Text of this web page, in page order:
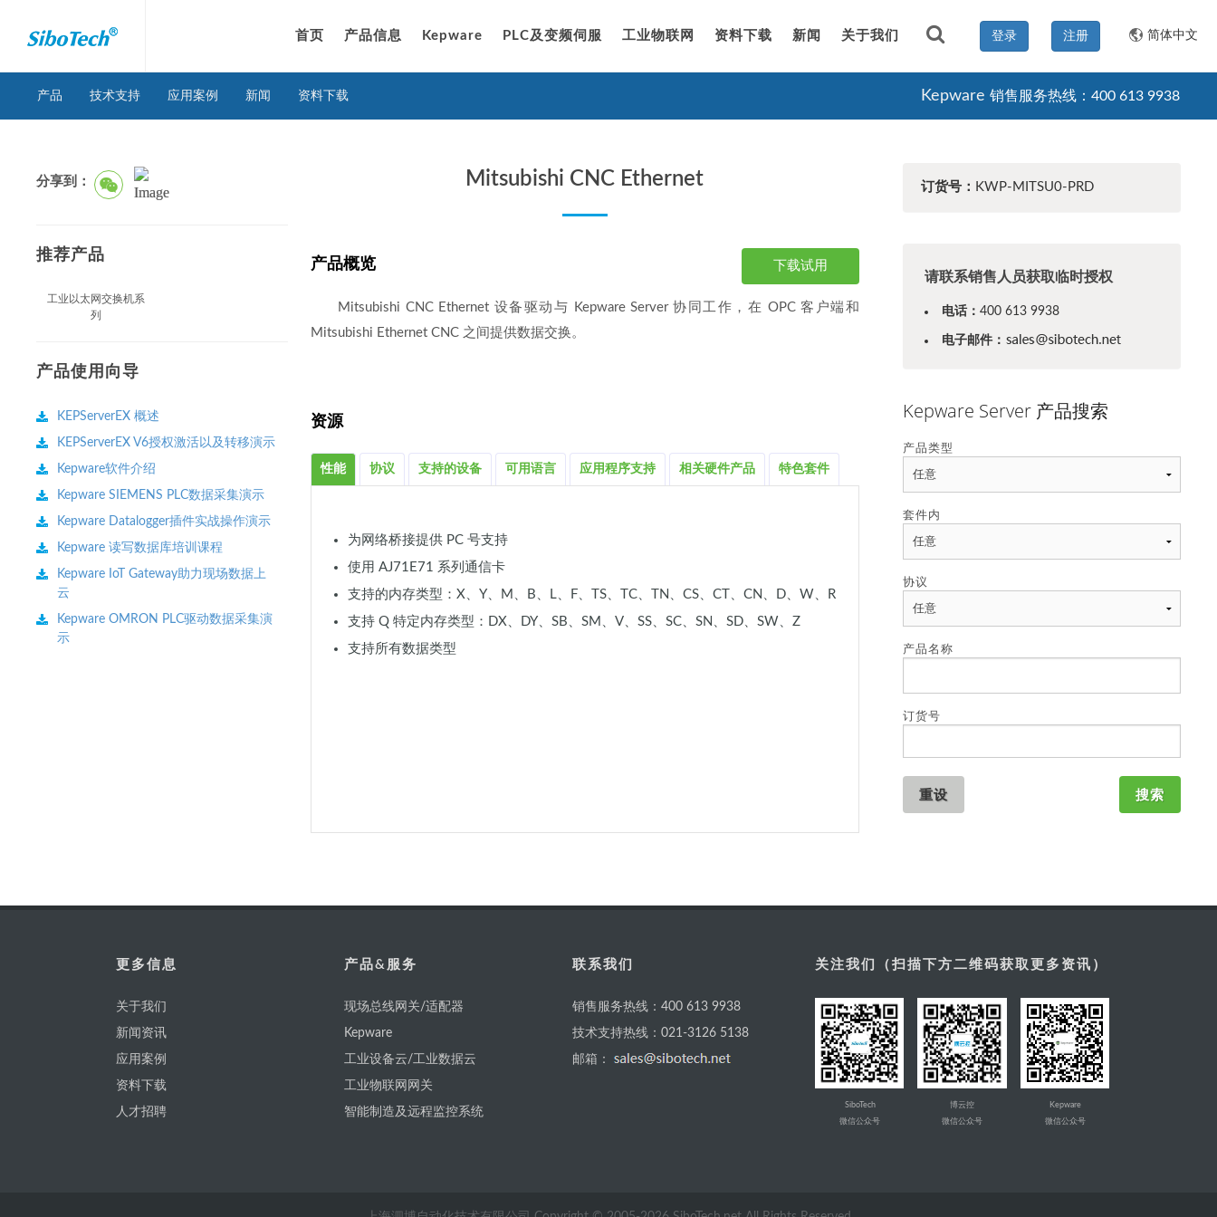
首页 产品信息 Kepware PLC及变频伺服 工业物联网 资料下载 新闻 关于我们 简体中文
注册
登录
Kepware 销售服务热线：400 613 9938
产品 技术支持 应用案例 新闻 资料下载
Mitsubishi CNC Ethernet
产品概览 下载试用
Mitsubishi CNC Ethernet 设备驱动与 Kepware Server 协同工作，在 OPC 客户端和
Mitsubishi Ethernet CNC 之间提供数据交换。
资源
性能 协议 支持的设备 可用语言 应用程序支持 相关硬件产品 特色套件
为网络桥接提供 PC 号支持
使用 AJ71E71 系列通信卡
支持的内存类型：X、Y、M、B、L、F、TS、TC、TN、CS、CT、CN、D、W、R
支持 Q 特定内存类型：DX、DY、SB、SM、V、SS、SC、SN、SD、SW、Z
支持所有数据类型
订货号： KWP-MITSU0-PRD
请联系销售人员获取临时授权
电话： 400 613 9938
电子邮件：
Kepware Server 产品搜索
产品类型
套件内
协议
产品名称
订货号
分享到：
推荐产品
工业以太网交换机系
列
产品使用向导
KEPServerEX 概述
KEPServerEX V6授权激活以及转移演示
Kepware软件介绍
Kepware SIEMENS PLC数据采集演示
Kepware Datalogger插件实战操作演示
Kepware 读写数据库培训课程
Kepware IoT Gateway助力现场数据上
云
Kepware OMRON PLC驱动数据采集演
示
更多信息
关于我们
新闻资讯
应用案例
资料下载
人才招聘
产品&服务
现场总线网关/适配器
Kepware
工业设备云/工业数据云
工业物联网网关
智能制造及远程监控系统
联系我们
销售服务热线：400 613 9938
技术支持热线：021-3126 5138
邮箱：
关注我们（扫描下方二维码获取更多资讯）
SiboTech
微信公众号
博云控
微信公众号
Kepware
微信公众号